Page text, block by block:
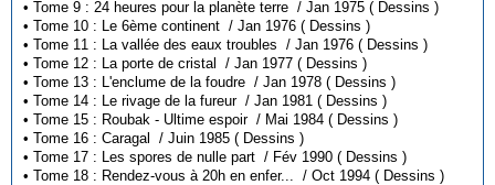
• Tome 9 : 24 heures pour la planète terre / Jan 1975 ( Dessins )
• Tome 10 : Le 6ème continent / Jan 1976 ( Dessins )
• Tome 11 : La vallée des eaux troubles / Jan 1976 ( Dessins )
• Tome 12 : La porte de cristal / Jan 1977 ( Dessins )
• Tome 13 : L'enclume de la foudre / Jan 1978 ( Dessins )
• Tome 14 : Le rivage de la fureur / Jan 1981 ( Dessins )
• Tome 15 : Roubak - Ultime espoir / Mai 1984 ( Dessins )
• Tome 16 : Caragal / Juin 1985 ( Dessins )
• Tome 17 : Les spores de nulle part / Fév 1990 ( Dessins )
• Tome 18 : Rendez-vous à 20h en enfer... / Oct 1994 ( Dessins )